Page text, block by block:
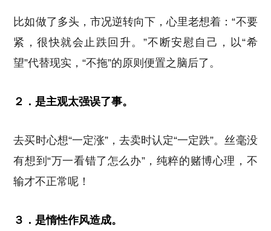
比如做了多头，市况逆转向下，心里老想着：“不要
紧，很快就会止跌回升。”不断安慰自己，以“希
望”代替现实，“不拖”的原则便置之脑后了。
２．是主观太强误了事。
去买时心想“一定涨”，去卖时认定“一定跌”。丝毫没
有想到“万一看错了怎么办”，纯粹的赌博心理，不
输才不正常呢！
３．是惰性作风造成。